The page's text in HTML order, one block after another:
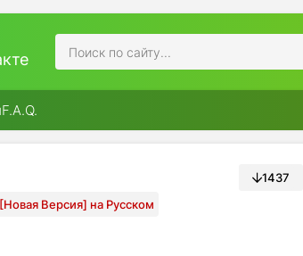
F.A.Q.
Версия] на Русском
1437